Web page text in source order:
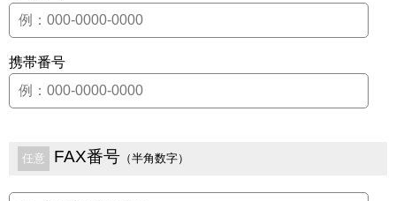
携帯番号
任意 FAX番号 （半角数字）